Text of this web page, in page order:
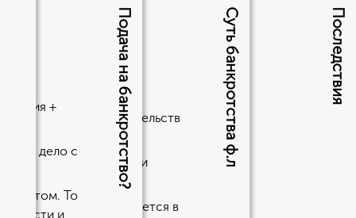
Последствия
Суть банкротства ф.л
этапов и
желания и обстоятельств
долг, поскольку ваши
свои долги, но нуждается в
Подача на банкротство?
+
имел дело с
То
и